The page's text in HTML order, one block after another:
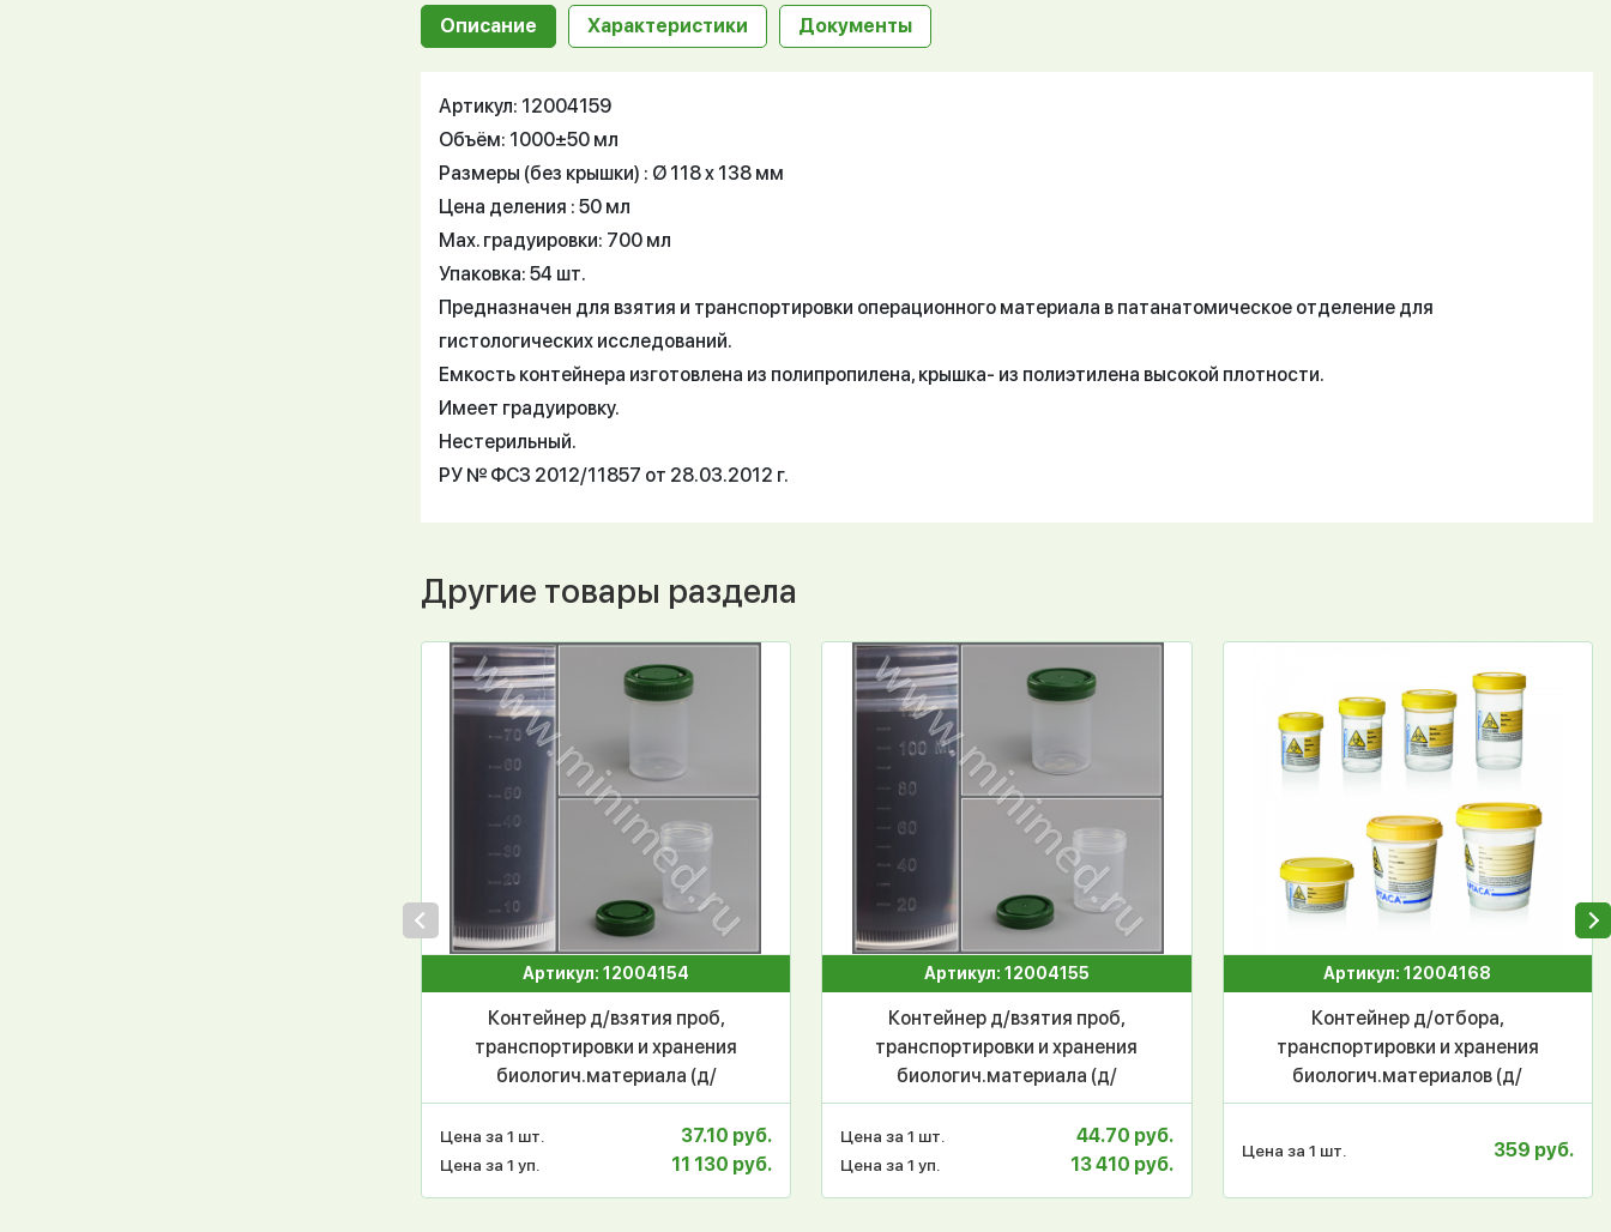
Описание Характеристики Документы
Артикул: 12004159
Объём: 1000±50 мл
Размеры (без крышки) : Ø 118 x 138 мм
Цена деления : 50 мл
Мах. градуировки: 700 мл
Упаковка: 54 шт.
Предназначен для взятия и транспортировки операционного материала в патанатомическое отделение для
гистологических исследований.
Емкость контейнера изготовлена из полипропилена, крышка- из полиэтилена высокой плотности.
Имеет градуировку.
Нестерильный.
РУ № ФСЗ 2012/11857 от 28.03.2012 г.
Другие товары раздела
Артикул: 12004154
Контейнер д/взятия проб,
транспортировки и хранения
биологич.материала (д/
гистологии), 90 мл с завинч.
крыш., с дел., н/стер., п/п,
Цена за 1 шт. 37.10 руб.
Цена за 1 уп. 11 130 руб.
Артикул: 12004155
Контейнер д/взятия проб,
транспортировки и хранения
биологич.материала (д/
гистологии), 120 мл с завинч.
крыш., с дел., н/стер., п/п,
Цена за 1 шт. 44.70 руб.
Цена за 1 уп. 13 410 руб.
Артикул: 12004168
Контейнер д/отбора,
транспортировки и хранения
биологич.материалов (д/
гистологии), 1000 мл с
этикеткой, н/стер., п/п,
Цена за 1 шт. 359 руб.